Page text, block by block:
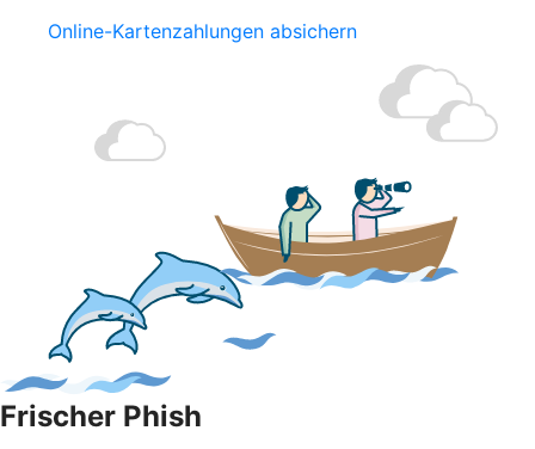
Online-Kartenzahlungen absichern
Frischer Phish